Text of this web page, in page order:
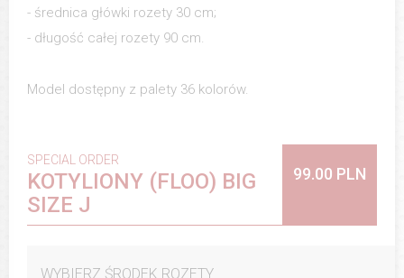
- średnica główki rozety 30 cm;
- długość całej rozety 90 cm.
Model dostępny z palety 36 kolorów.
SPECIAL ORDER
KOTYLIONY (FLOO) BIG
SIZE J
99.00 PLN
WYBIERZ ŚRODEK ROZETY